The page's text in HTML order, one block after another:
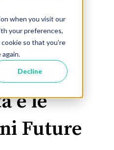
when you visit our
your preferences,
so that you're
Decline
e
di
le
e le
Future